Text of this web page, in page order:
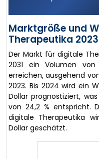
Marktgröße und
Therapeutika
Der Markt für digitale
2031 ein Volumen von
erreichen, ausgehend
2023. Bis 2024 wird ein
Dollar prognostiziert,
von 24,2 % entspricht.
digitale Therapeutika
Dollar geschätzt.